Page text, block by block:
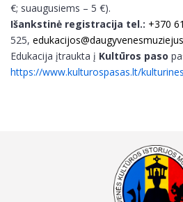
€; suaugusiems – 5 €).
Išankstinė registracija tel.: +370
525,
Edukacija įtraukta į Kultūros paso
https://www.kulturospasas.lt/